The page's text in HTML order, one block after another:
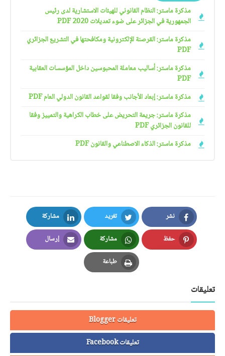
مذكرة ماستر: النظام القانوني للهيئات الاستشارية لدى رئيس
الجمهورية في الجزائر على ضوء تعديلات 2020 PDF
مذكرة ماستر: القرصنة الإلكترونية ومكافحتها في التشريع الجزائري
PDF
مذكرة ماستر: أساليب معاملة المحبوسين داخل المؤسسات العقابية
PDF
مذكرة ماستر: إبعاد الأجانب وفقا لقواعد القانون الدولي العام PDF
مذكرة ماستر: جريمة التحريض على خطاب الكراهية والتمييز وفقا
للقانون الجزائري PDF
مذكرة ماستر: الذكاء الاصطناعي والقانون PDF
نشر
Facebook
تغريد
Twitter
مشاركة
LinkedIn
حفظ
Pinterest
مشاركة
Whatsapp
إرسال
Email
طباعة
Print
تعليقات
تعليقات Blogger
تعليقات Facebook